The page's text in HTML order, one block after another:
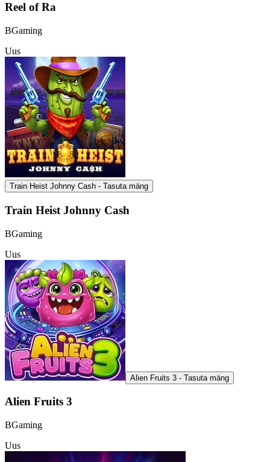
Reel of Ra
BGaming
Uus
Train Heist Johnny Cash - Tasuta mäng
Train Heist Johnny Cash
BGaming
Uus
Alien Fruits 3 - Tasuta mäng
Alien Fruits 3
BGaming
Uus